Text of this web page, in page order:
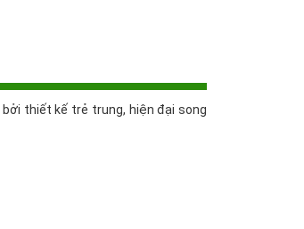
thiết kế trẻ trung, hiện đại song